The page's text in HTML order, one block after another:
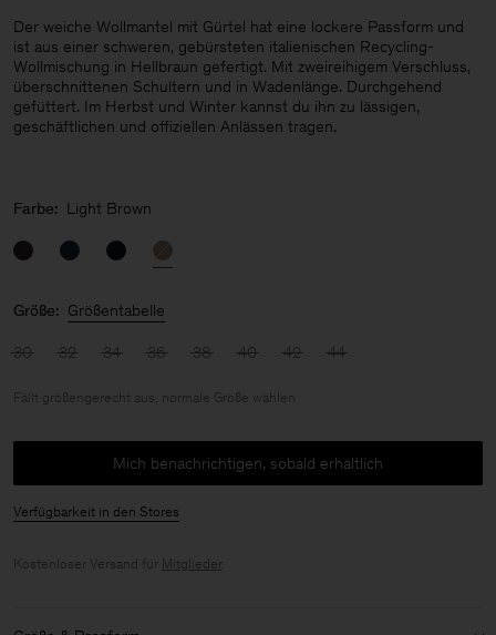
Herren
Der weiche Wollmantel mit Gürtel hat eine lockere Passform und
ist aus einer schweren, gebürsteten italienischen Recycling-
Wollmischung in Hellbraun gefertigt. Mit zweireihigem Verschluss,
überschnittenen Schultern und in Wadenlänge. Durchgehend
gefüttert. Im Herbst und Winter kannst du ihn zu lässigen,
geschäftlichen und offiziellen Anlässen tragen.
Farbe: Light Brown
Größe: Größentabelle
30 32 34 36 38 40 42 44
Fällt größengerecht aus, normale Größe wählen
Mich benachrichtigen, sobald erhältlich
Verfügbarkeit in den Stores
Kostenloser Versand für Mitglieder.